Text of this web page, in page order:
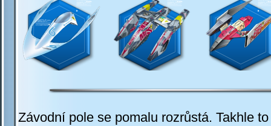
Závodní pole se pomalu rozrůstá. Takhle